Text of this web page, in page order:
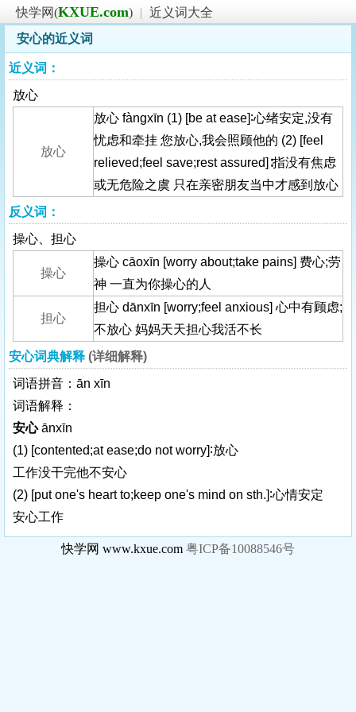
快学网(KXUE.com) | 近义词大全
安心的近义词
近义词：
放心
放心
放心 fàngxīn (1) [be at ease]∶心绪安定,没有
忧虑和牵挂 您放心,我会照顾他的 (2) [feel
relieved;feel save;rest assured]∶指没有焦虑
或无危险之虞 只在亲密朋友当中才感到放心
反义词：
操心、担心
操心
操心 cāoxīn [worry about;take pains] 费心;劳
神 一直为你操心的人
担心
担心 dānxīn [worry;feel anxious] 心中有顾虑;
不放心 妈妈天天担心我活不长
安心词典解释 (详细解释)
词语拼音：ān xīn
词语解释：
安心 ānxīn
(1) [contented;at ease;do not worry]∶放心
工作没干完他不安心
(2) [put one's heart to;keep one's mind on sth.]∶心情安定
安心工作
快学网 www.kxue.com 粤ICP备10088546号